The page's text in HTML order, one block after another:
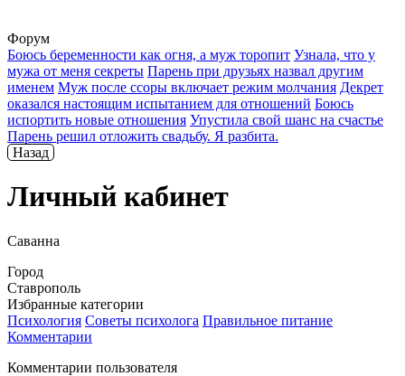
Форум
Боюсь беременности как огня, а муж торопит Узнала, что у
мужа от меня секреты Парень при друзьях назвал другим
именем Муж после ссоры включает режим молчания Декрет
оказался настоящим испытанием для отношений Боюсь
испортить новые отношения Упустила свой шанс на счастье
Парень решил отложить свадьбу. Я разбита.
Назад
Личный кабинет
Саванна
Город
Ставрополь
Избранные категории
Психология Советы психолога Правильное питание
Комментарии
Комментарии пользователя